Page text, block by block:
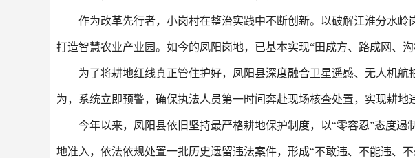
作为改革先行者，小岗村在整治实践中不断创新。以破解江淮分水
打造智慧农业产业园。如今的凤阳岗地，已基本实现“田成方、路成网、
为了将耕地红线真正管住护好，凤阳县深度融合卫星遥感、无人机
为，系统立即预警，确保执法人员第一时间奔赴现场核查处置，实现耕地
今年以来，凤阳县依旧坚持最严格耕地保护制度，以“零容忍”态度
地准入，依法依规处置一批历史遗留违法案件，形成“不敢违、不能违、不